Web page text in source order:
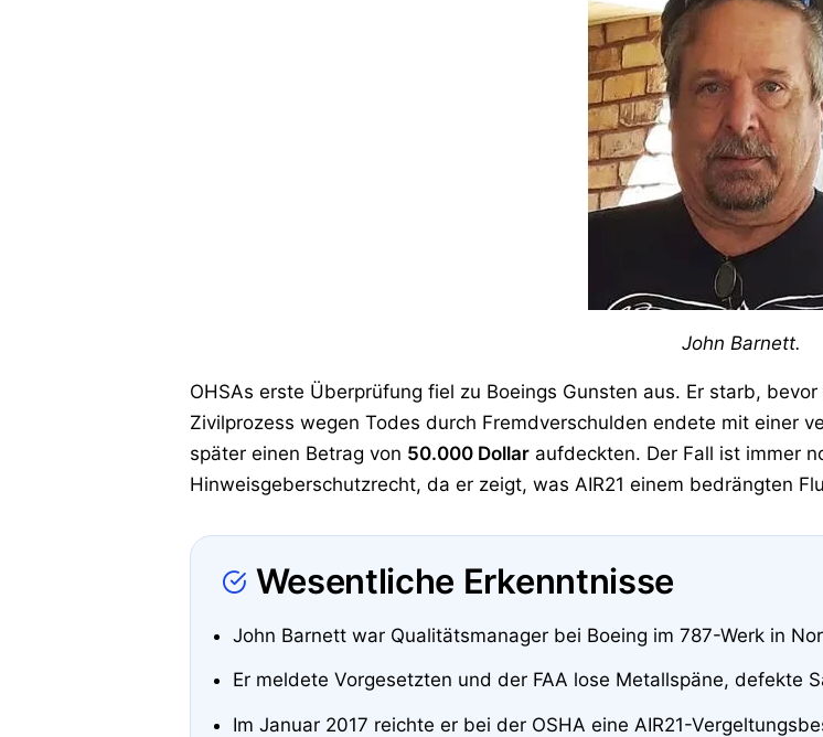
John Barnett.
OHSAs erste Überprüfung fiel zu Boeings Gunsten aus. Er starb,
Zivilprozess wegen Todes durch Fremdverschulden endete mit einer
später einen Betrag von 50.000 Dollar aufdeckten. Der Fall ist immer
Hinweisgeberschutzrecht, da er zeigt, was AIR21 einem bedrängten
Wesentliche Erkenntnisse
John Barnett war Qualitätsmanager bei Boeing im 787-Werk in
Er meldete Vorgesetzten und der FAA lose Metallspäne, defekte
Im Januar 2017 reichte er bei der OSHA eine AIR21-